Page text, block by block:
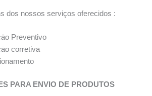
dos nossos serviços oferecidos :
Preventivo
corretiva
PARA ENVIO DE PRODUTOS